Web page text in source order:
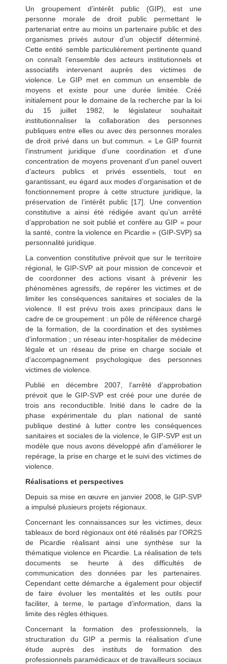
Un groupement d’intérêt public (GIP), est une
personne morale de droit public permettant le
partenariat entre au moins un partenaire public et des
organismes privés autour d’un objectif déterminé.
Cette entité semble particulièrement pertinente quand
on connaît l’ensemble des acteurs institutionnels et
associatifs intervenant auprès des victimes de
violence. Le GIP met en commun un ensemble de
moyens et existe pour une durée limitée. Créé
initialement pour le domaine de la recherche par la loi
du 15 juillet 1982, le législateur souhaitait
institutionnaliser la collaboration des personnes
publiques entre elles ou avec des personnes morales
de droit privé dans un but commun. « Le GIP fournit
l’instrument juridique d’une coordination et d’une
concentration de moyens provenant d’un panel ouvert
d’acteurs publics et privés essentiels, tout en
garantissant, eu égard aux modes d’organisation et de
fonctionnement propre à cette structure juridique, la
préservation de l’intérêt public [17]. Une convention
constitutive a ainsi été rédigée avant qu’un arrêté
d’approbation ne soit publié et confère au GIP « pour
la santé, contre la violence en Picardie » (GIP-SVP) sa
personnalité juridique.
La convention constitutive prévoit que sur le territoire
régional, le GIP-SVP ait pour mission de concevoir et
de coordonner des actions visant à prévenir les
phénomènes agressifs, de repérer les victimes et de
limiter les conséquences sanitaires et sociales de la
violence. Il est prévu trois axes principaux dans le
cadre de ce groupement : un pôle de référence chargé
de la formation, de la coordination et des systèmes
d’information ; un réseau inter-hospitalier de médecine
légale et un réseau de prise en charge sociale et
d’accompagnement psychologique des personnes
victimes de violence.
Publié en décembre 2007, l’arrêté d’approbation
prévoit que le GIP-SVP est créé pour une durée de
trois ans reconductible. Initié dans le cadre de la
phase expérimentale du plan national de santé
publique destiné à lutter contre les conséquences
sanitaires et sociales de la violence, le GIP-SVP est un
modèle que nous avons développé afin d’améliorer le
repérage, la prise en charge et le suivi des victimes de
violence.
Réalisations et perspectives
Depuis sa mise en œuvre en janvier 2008, le GIP-SVP
a impulsé plusieurs projets régionaux.
Concernant les connaissances sur les victimes, deux
tableaux de bord régionaux ont été réalisés par l’OR2S
de Picardie réalisant ainsi une synthèse sur la
thématique violence en Picardie. La réalisation de tels
documents se heurte à des difficultés de
communication des données par les partenaires.
Cependant cette démarche a également pour objectif
de faire évoluer les mentalités et les outils pour
faciliter, à terme, le partage d’information, dans la
limite des règles éthiques.
Concernant la formation des professionnels, la
structuration du GIP a permis la réalisation d’une
étude auprès des instituts de formation des
professionnels paramédicaux et de travailleurs sociaux